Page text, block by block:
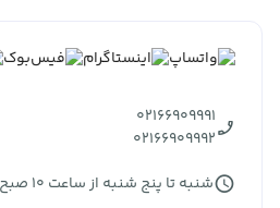
02166909991
02166909992
شنبه تا پنج شنبه از ساعت 10 صبح تا 20